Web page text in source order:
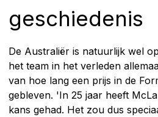
geschiedenis
De Australiër is natuurlijk wel
het team in het verleden
van hoe lang een prijs in de
gebleven. 'In 25 jaar heeft
kans gehad. Het zou dus